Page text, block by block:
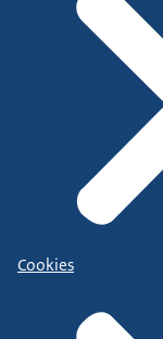
Cookies